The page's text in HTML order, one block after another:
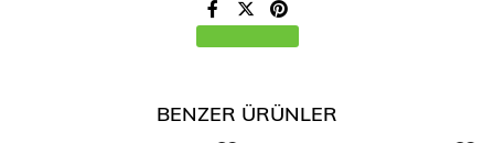
BENZER ÜRÜNLER